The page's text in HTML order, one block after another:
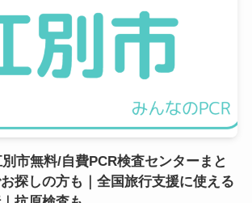
別市無料/自費PCR検査センターまと
探しの方も｜全国旅行支援に使える